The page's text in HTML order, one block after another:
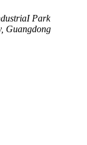
Park
Guangdong